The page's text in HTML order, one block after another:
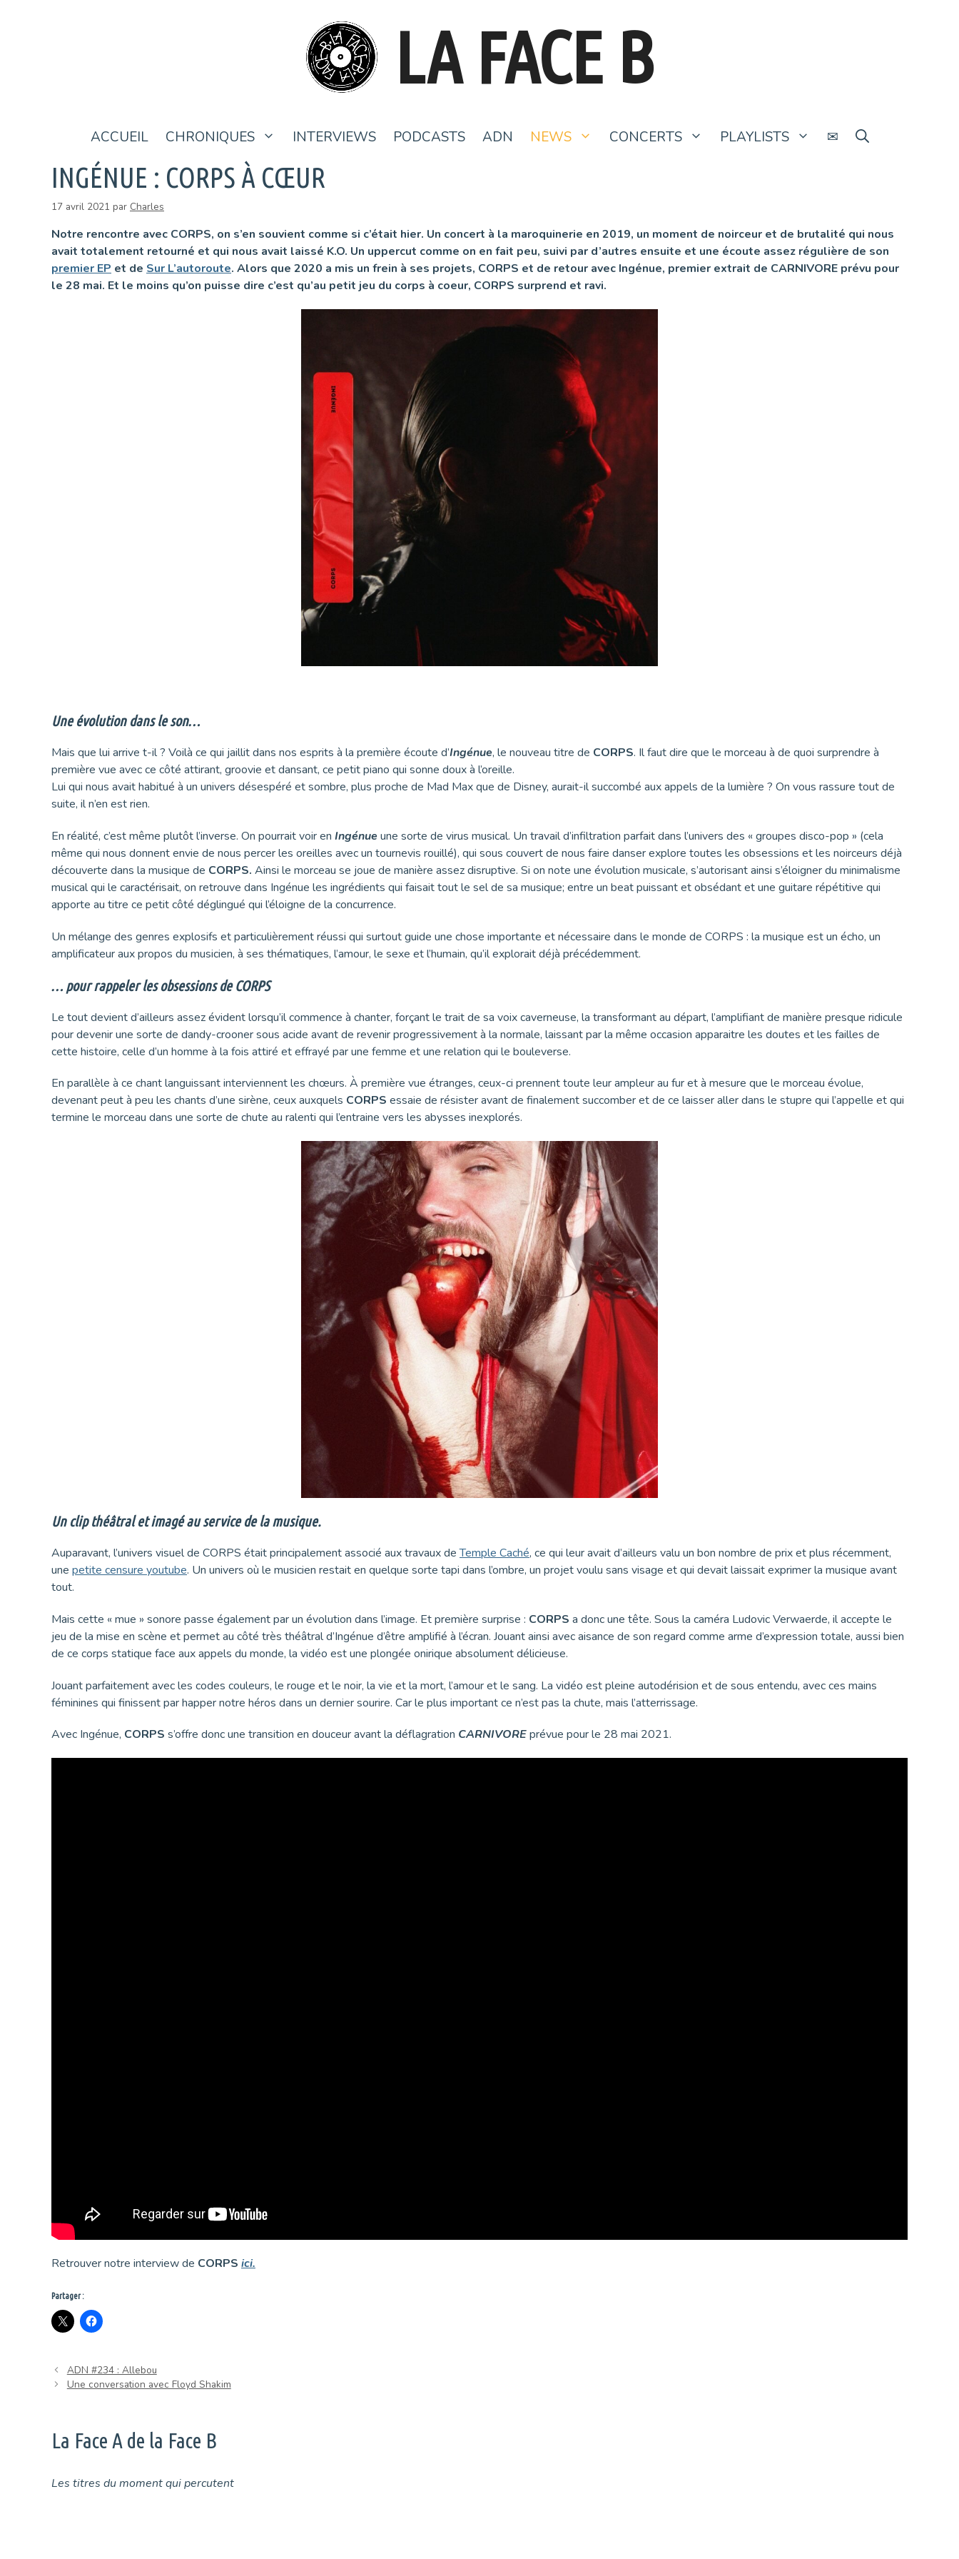
LA FACE B
ACCUEIL CHRONIQUES INTERVIEWS PODCASTS ADN NEWS CONCERTS PLAYLISTS ✉
INGÉNUE : CORPS À CŒUR
17 avril 2021 par Charles
Notre rencontre avec CORPS, on s’en souvient comme si c’était hier. Un concert à la maroquinerie en 2019, un moment de noirceur et de brutalité qui nous
avait totalement retourné et qui nous avait laissé K.O. Un uppercut comme on en fait peu, suivi par d’autres ensuite et une écoute assez régulière de son
premier EP et de Sur L’autoroute. Alors que 2020 a mis un frein à ses projets, CORPS et de retour avec Ingénue, premier extrait de CARNIVORE prévu pour
le 28 mai. Et le moins qu’on puisse dire c’est qu’au petit jeu du corps à coeur, CORPS surprend et ravi.
Une évolution dans le son…
Mais que lui arrive t-il ? Voilà ce qui jaillit dans nos esprits à la première écoute d’Ingénue, le nouveau titre de CORPS. Il faut dire que le morceau à de quoi surprendre à
première vue avec ce côté attirant, groovie et dansant, ce petit piano qui sonne doux à l’oreille.
Lui qui nous avait habitué à un univers désespéré et sombre, plus proche de Mad Max que de Disney, aurait-il succombé aux appels de la lumière ? On vous rassure tout de
suite, il n’en est rien.
En réalité, c’est même plutôt l’inverse. On pourrait voir en Ingénueune sorte de virus musical. Un travail d’infiltration parfait dans l’univers des « groupes disco-pop » (cela
même qui nous donnent envie de nous percer les oreilles avec un tournevis rouillé), qui sous couvert de nous faire danser explore toutes les obsessions et les noirceurs déjà
découverte dans la musique de CORPS. Ainsi le morceau se joue de manière assez disruptive. Si on note une évolution musicale, s’autorisant ainsi s’éloigner du minimalisme
musical qui le caractérisait, on retrouve dans Ingénue les ingrédients qui faisait tout le sel de sa musique; entre un beat puissant et obsédant et une guitare répétitive qui
apporte au titre ce petit côté déglingué qui l’éloigne de la concurrence.
Un mélange des genres explosifs et particulièrement réussi qui surtout guide une chose importante et nécessaire dans le monde de CORPS : la musique est un écho, un
amplificateur aux propos du musicien, à ses thématiques, l’amour, le sexe et l’humain, qu’il explorait déjà précédemment.
… pour rappeler les obsessions de CORPS
Le tout devient d’ailleurs assez évident lorsqu’il commence à chanter, forçant le trait de sa voix caverneuse, la transformant au départ, l’amplifiant de manière presque ridicule
pour devenir une sorte de dandy-crooner sous acide avant de revenir progressivement à la normale, laissant par la même occasion apparaitre les doutes et les failles de
cette histoire, celle d’un homme à la fois attiré et effrayé par une femme et une relation qui le bouleverse.
En parallèle à ce chant languissant interviennent les chœurs. À première vue étranges, ceux-ci prennent toute leur ampleur au fur et à mesure que le morceau évolue,
devenant peut à peu les chants d’une sirène, ceux auxquels CORPS essaie de résister avant de finalement succomber et de ce laisser aller dans le stupre qui l’appelle et qui
termine le morceau dans une sorte de chute au ralenti qui l’entraine vers les abysses inexplorés.
Un clip théâtral et imagé au service de la musique.
Auparavant, l’univers visuel de CORPS était principalement associé aux travaux deTemple Caché, ce qui leur avait d’ailleurs valu un bon nombre de prix et plus récemment,
une petite censure youtube. Un univers où le musicien restait en quelque sorte tapi dans l’ombre, un projet voulu sans visage et qui devait laissait exprimer la musique avant
tout.
Mais cette « mue » sonore passe également par un évolution dans l’image. Et première surprise : CORPS a donc une tête. Sous la caméra Ludovic Verwaerde, il accepte le
jeu de la mise en scène et permet au côté très théâtral d’Ingénue d’être amplifié à l’écran. Jouant ainsi avec aisance de son regard comme arme d’expression totale, aussi bien
de ce corps statique face aux appels du monde, la vidéo est une plongée onirique absolument délicieuse.
Jouant parfaitement avec les codes couleurs, le rouge et le noir, la vie et la mort, l’amour et le sang. La vidéo est pleine autodérision et de sous entendu, avec ces mains
féminines qui finissent par happer notre héros dans un dernier sourire. Car le plus important ce n’est pas la chute, mais l’atterrissage.
Avec Ingénue, CORPS s’offre donc une transition en douceur avant la déflagration CARNIVOREprévue pour le 28 mai 2021.
Retrouver notre interview de CORPS ici.
Partager :
ADN #234 : Allebou
Une conversation avec Floyd Shakim
La Face A de la Face B
Les titres du moment qui percutent